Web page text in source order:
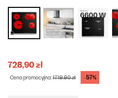
728,90 zł
Cena promocyjna:1719,90 zł -57%